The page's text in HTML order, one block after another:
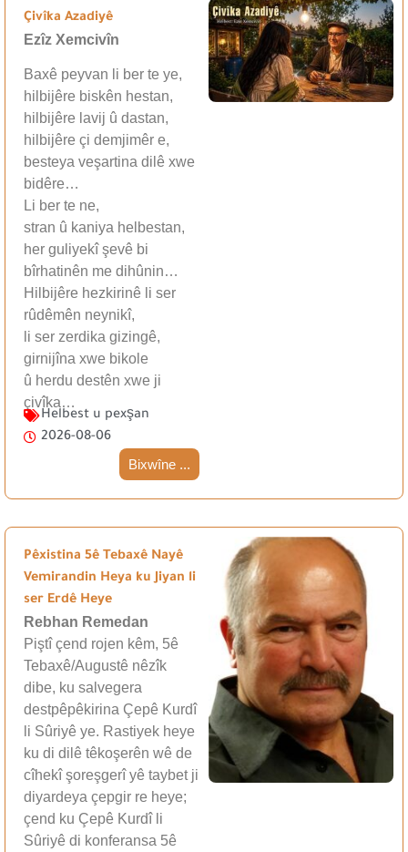
Çivîka Azadiyê
Ezîz Xemcivîn
Baxê peyvan li ber te ye,
hilbijêre biskên hestan,
hilbijêre lavij û dastan,
hilbijêre çi demjimêr e,
besteya veşartina dilê xwe
bidêre…
Li ber te ne,
stran û kaniya helbestan,
her guliyekî şevê bi
bîrhatinên me dihûnin…
Hilbijêre hezkirinê li ser
rûdêmên neynikî,
li ser zerdika gizingê,
girnijîna xwe bikole
û herdu destên xwe ji
çivîka…
Helbest u pexşan
2026-08-06
Bixwîne ...
Pêxistina 5ê Tebaxê Nayê
Vemirandin Heya ku Jiyan li
ser Erdê Heye
Rebhan Remedan
Piştî çend rojen kêm, 5ê
Tebaxê/Augustê nêzîk
dibe, ku salvegera
destpêpêkirina Çepê Kurdî
li Sûriyê ye. Rastiyek heye
ku di dilê têkoşerên wê de
cîhekî şoreşgerî yê taybet ji
diyardeya çepgir re heye;
çend ku Çepê Kurdî li
Sûriyê di konferansa 5ê